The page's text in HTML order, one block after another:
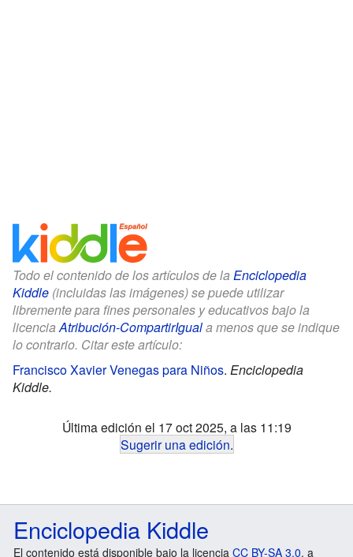
Todo el contenido de los artículos de la Enciclopedia
Kiddle (incluidas las imágenes) se puede utilizar
libremente para fines personales y educativos bajo la
licenciaAtribución-CompartirIguala menos que se indique
lo contrario. Citar este artículo:
Francisco Xavier Venegas para Niños. Enciclopedia
Kiddle.
Última edición el 17 oct 2025, a las 11:19
Sugerir una edición.
Enciclopedia Kiddle
El contenido está disponible bajo la licencia CC BY-SA 3.0, a